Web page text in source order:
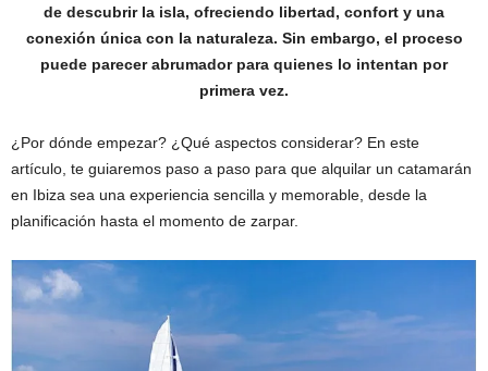
de descubrir la isla, ofreciendo libertad, confort y una
conexión única con la naturaleza. Sin embargo, el proceso
puede parecer abrumador para quienes lo intentan por
primera vez.
¿Por dónde empezar? ¿Qué aspectos considerar? En este
artículo, te guiaremos paso a paso para que alquilar un catamarán
en Ibiza sea una experiencia sencilla y memorable, desde la
planificación hasta el momento de zarpar.